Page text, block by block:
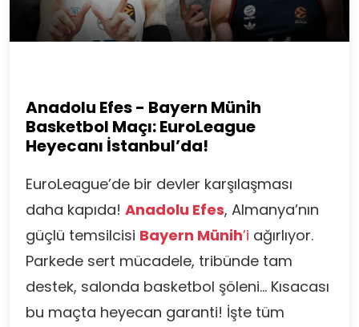
Anadolu Efes - Bayern Münih
Basketbol Maçı: EuroLeague
Heyecanı İstanbul’da!
EuroLeague’de bir devler karşılaşması
daha kapıda! Anadolu Efes, Almanya’nın
güçlü temsilcisi Bayern Münih’i ağırlıyor.
Parkede sert mücadele, tribünde tam
destek, salonda basketbol şöleni… Kısacası
bu maçta heyecan garanti! İşte tüm